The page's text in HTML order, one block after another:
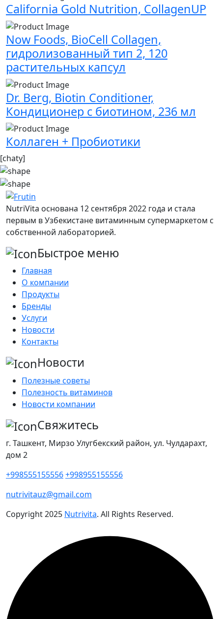
California Gold Nutrition, CollagenUP
Now Foods, BioCell Collagen,
гидролизованный тип 2, 120
растительных капсул
Dr. Berg, Biotin Conditioner,
Кондиционер с биотином, 236 мл
Коллаген + Пробиотики
[chaty]
NutriVita основана 12 сентября 2022 года и стала
первым в Узбекистане витаминным супермаркетом с
собственной лабораторией.
Быстрое меню
Главная
О компании
Продукты
Бренды
Услуги
Новости
Контакты
Новости
Полезные советы
Полезность витаминов
Новости компании
Свяжитесь
г. Ташкент, Мирзо Улугбекский район, ул. Чулдарахт,
дом 2
+998555155556+998955155556
nutrivitauz@gmail.com
Copyright2025 Nutrivita. All Rights Reserved.